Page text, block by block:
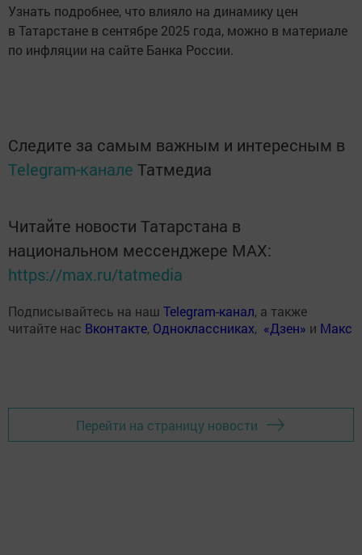
Узнать подробнее, что влияло на динамику цен
в Татарстане в сентябре 2025 года, можно в материале
по инфляции на сайте Банка России.
Следите за самым важным и интересным в
Telegram-канале Татмедиа
Читайте новости Татарстана в
национальном мессенджере MАХ:
https://max.ru/tatmedia
Подписывайтесь на наш Telegram-канал, а также
читайте нас Вконтакте, Одноклассниках, «Дзен» и Макс
Перейти на страницу новости